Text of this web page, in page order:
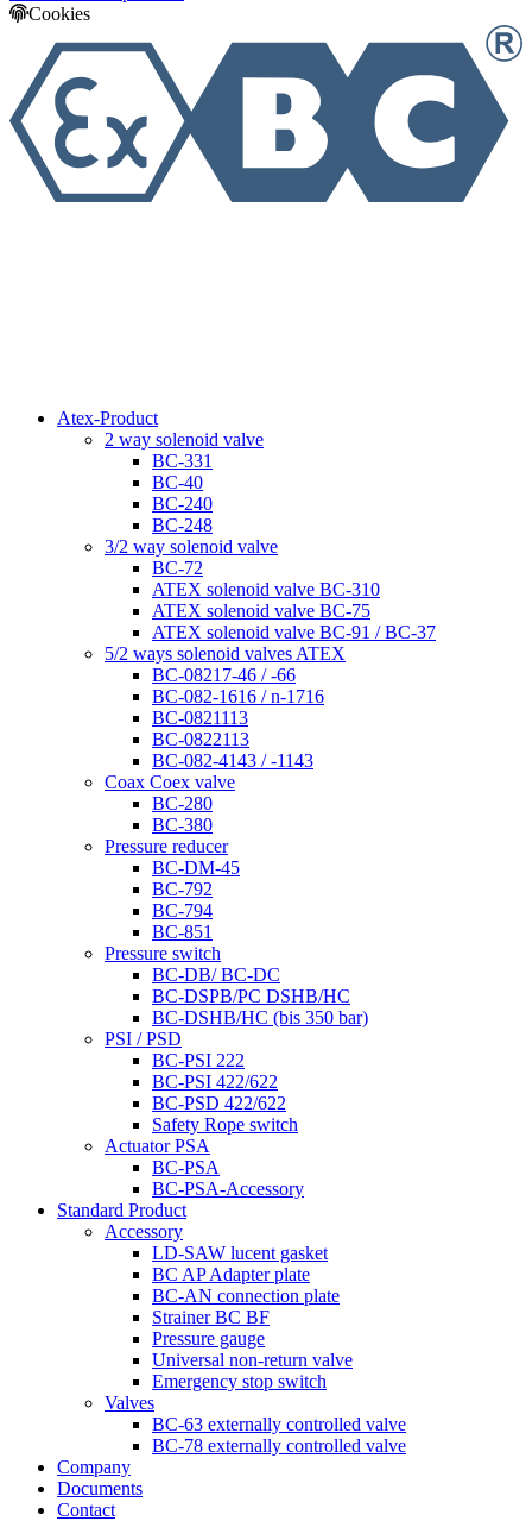
Cookies
Atex-Product
2 way solenoid valve
BC-331
BC-40
BC-240
BC-248
3/2 way solenoid valve
BC-72
ATEX solenoid valve BC-310
ATEX solenoid valve BC-75
ATEX solenoid valve BC-91 / BC-37
5/2 ways solenoid valves ATEX
BC-08217-46 / -66
BC-082-1616 / n-1716
BC-0821113
BC-0822113
BC-082-4143 / -1143
Coax Coex valve
BC-280
BC-380
Pressure reducer
BC-DM-45
BC-792
BC-794
BC-851
Pressure switch
BC-DB/ BC-DC
BC-DSPB/PC DSHB/HC
BC-DSHB/HC (bis 350 bar)
PSI / PSD
BC-PSI 222
BC-PSI 422/622
BC-PSD 422/622
Safety Rope switch
Actuator PSA
BC-PSA
BC-PSA-Accessory
Standard Product
Accessory
LD-SAW lucent gasket
BC AP Adapter plate
BC-AN connection plate
Strainer BC BF
Pressure gauge
Universal non-return valve
Emergency stop switch
Valves
BC-63 externally controlled valve
BC-78 externally controlled valve
Company
Documents
Contact